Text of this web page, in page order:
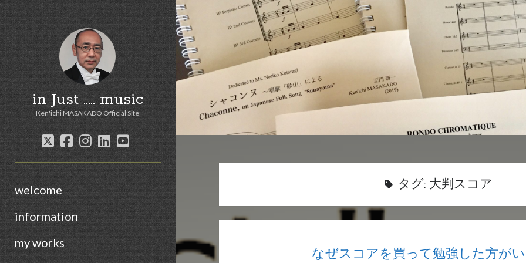
in Just ..... music
Ken'ichi MASAKADO Official Site
twitter
facebook
instagram
linkedin
youtube
welcome
information
my works
タグ: 大判スコア
なぜスコアを買って勉強した方が